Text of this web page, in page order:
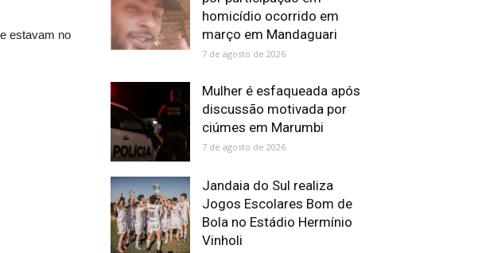
estavam no
homicídio ocorrido em
março em Mandaguari
7 de agosto de 2026
Mulher é esfaqueada após
discussão motivada por
ciúmes em Marumbi
7 de agosto de 2026
Jandaia do Sul realiza
Jogos Escolares Bom de
Bola no Estádio Hermínio
Vinholi